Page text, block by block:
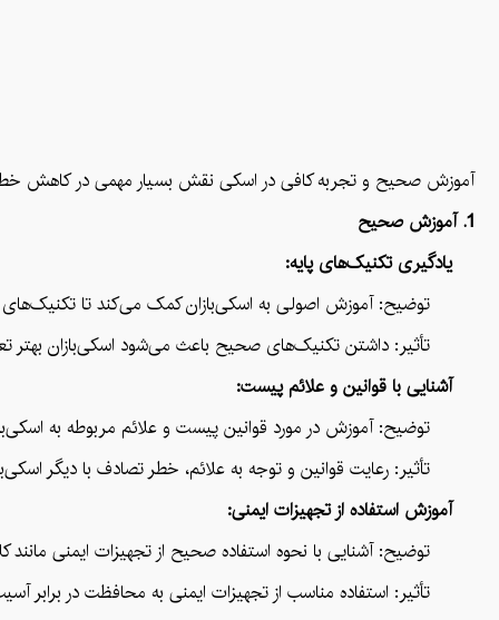
آموزش صحیح و تجربه کافی در اسکی نقش بسیار مهمی در کاهش
1. آموزش صحیح
یادگیری تکنیک‌های پایه:
توضیح: آموزش اصولی به اسکی‌بازان کمک می‌کند تا تکنیک‌های
تأثیر: داشتن تکنیک‌های صحیح باعث می‌شود اسکی‌بازان بهتر
آشنایی با قوانین و علائم پیست:
توضیح: آموزش در مورد قوانین پیست و علائم مربوطه به
تأثیر: رعایت قوانین و توجه به علائم، خطر تصادف با دیگر
آموزش استفاده از تجهیزات ایمنی:
توضیح: آشنایی با نحوه استفاده صحیح از تجهیزات ایمنی
تأثیر: استفاده مناسب از تجهیزات ایمنی به محافظت در